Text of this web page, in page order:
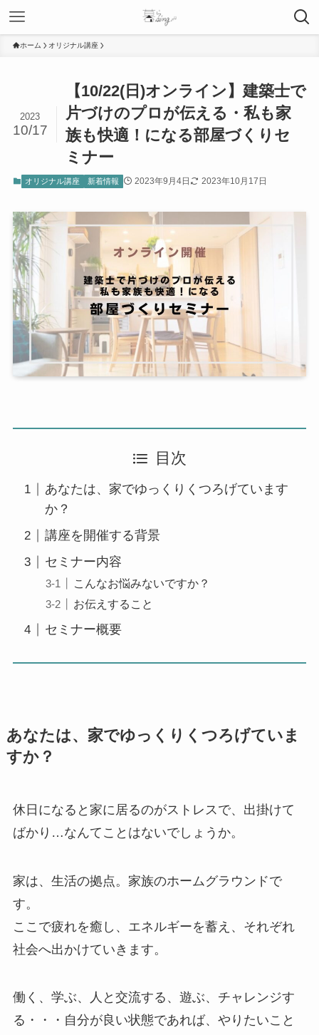
ホーム オリジナル講座
【10/22(日)オンライン】建築士で
片づけのプロが伝える・私も家
族も快適！になる部屋づくりセ
ミナー
2023
10/17
オリジナル講座 新着情報 2023年9月4日 2023年10月17日
目次
あなたは、家でゆっくりくつろげています
か？
講座を開催する背景
セミナー内容
こんなお悩みないですか？
お伝えすること
セミナー概要
あなたは、家でゆっくりくつろげていま
すか？
休日になると家に居るのがストレスで、出掛けて
ばかり…なんてことはないでしょうか。
家は、生活の拠点。家族のホームグラウンドで
す。
ここで疲れを癒し、エネルギーを蓄え、それぞれ
社会へ出かけていきます。
働く、学ぶ、人と交流する、遊ぶ、チャレンジす
る・・・自分が良い状態であれば、やりたいこと